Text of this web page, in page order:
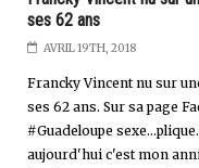
ses 62 ans
AVRIL 19TH, 2018
Francky Vincent nu sur
ses 62 ans. Sur sa page
#Guadeloupe
aujourd'hui c'est mon